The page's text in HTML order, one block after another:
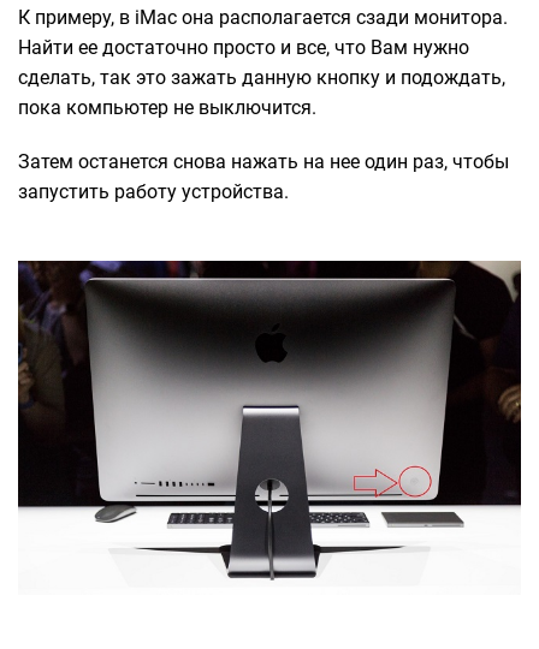
К примеру, в iMac она располагается сзади монитора.
Найти ее достаточно просто и все, что Вам нужно
сделать, так это зажать данную кнопку и подождать,
пока компьютер не выключится.
Затем останется снова нажать на нее один раз, чтобы
запустить работу устройства.